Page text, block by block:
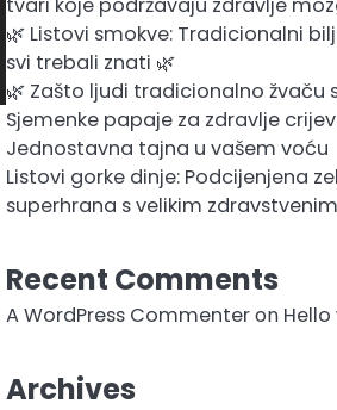
🌿 Listovi smokve: Tradicionalni
svi trebali znati 🌿
🌿 Zašto ljudi tradicionalno žvaču
Sjemenke papaje za zdravlje
Jednostavna tajna u vašem voću
Listovi gorke dinje: Podcijenjena
superhrana s velikim
Recent Comments
A WordPress Commenteron
Archives